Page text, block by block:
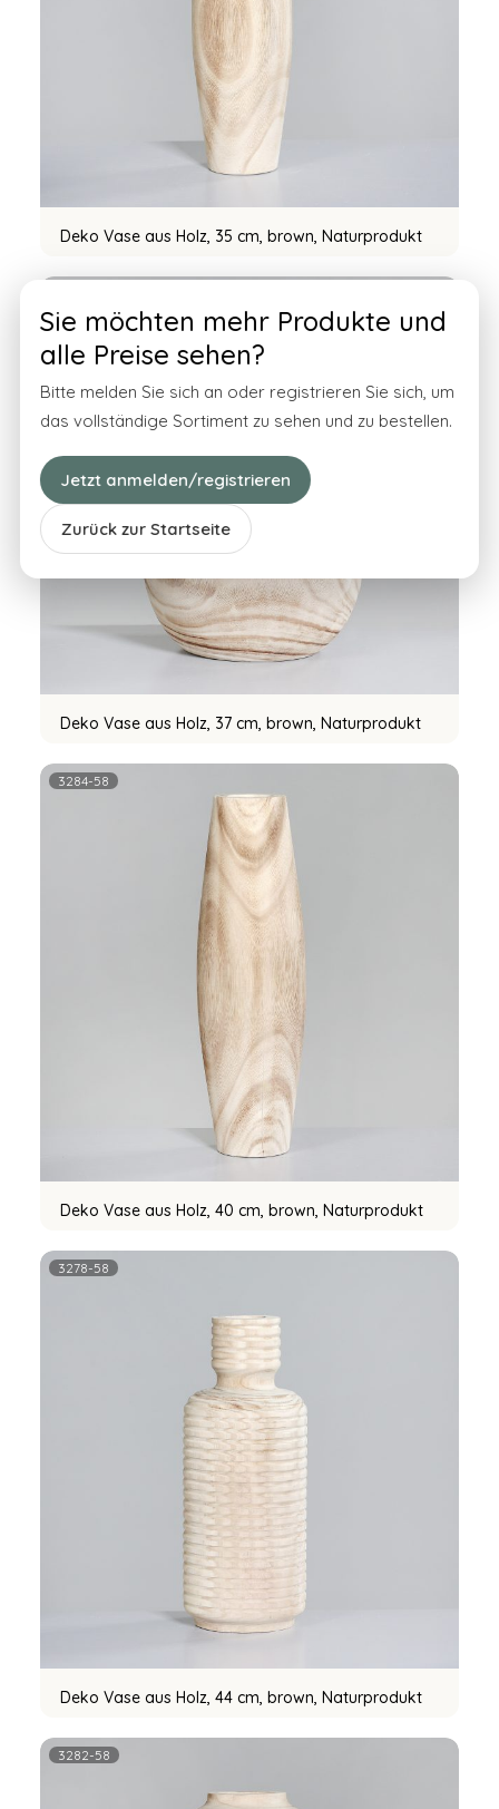
Deko Vase aus Holz, 35 cm, brown, Naturprodukt
Deko Vase aus Holz, 37 cm, brown, Naturprodukt
3284-58
Deko Vase aus Holz, 40 cm, brown, Naturprodukt
3278-58
Deko Vase aus Holz, 44 cm, brown, Naturprodukt
3282-58
Sie möchten mehr Produkte und
alle Preise sehen?
Bitte melden Sie sich an oder registrieren Sie sich, um
das vollständige Sortiment zu sehen und zu bestellen.
Jetzt anmelden/registrieren
Zurück zur Startseite